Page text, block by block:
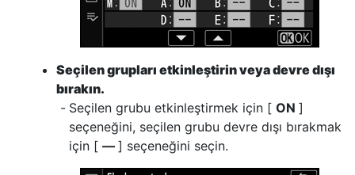
Seçilen grupları etkinleştirin veya devre dışı
bırakın.
Seçilen grubu etkinleştirmek için [ ON ]
seçeneğini, seçilen grubu devre dışı bırakmak
için [ –– ] seçeneğini seçin.